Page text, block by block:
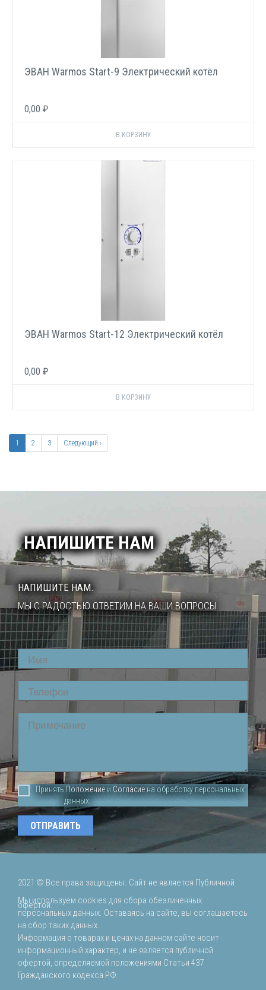
ЭВАН Warmos Start-9 Электрический котёл
0,00 ₽
ЭВАН Warmos Start-12 Электрический котёл
0,00 ₽
Нумерация
страниц
Текущая
страница
1 Page
2 Page
3
Следующая
страница
Следующий ›
НАПИШИТЕ НАМ
НАПИШИТЕ НАМ.
МЫ С РАДОСТЬЮ ОТВЕТИМ НА ВАШИ ВОПРОСЫ.
Name
Phone
Comment
Принять Положение и Согласие на обработку персональных
данных.
2021 © Все права защищены. Сайт не является Публичной
офертой.
Мы используем cookies для сбора обезличенных
персональных данных. Оставаясь на сайте, вы соглашаетесь
на сбор таких данных.
Информация о товарах и ценах на данном сайте носит
информационный характер, и не является публичной
офертой, определяемой положениями Статьи 437
Гражданского кодекса РФ.